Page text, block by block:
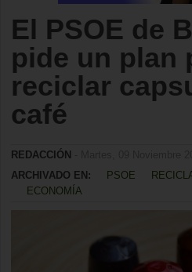
El PSOE de
pide un plan
reciclar
café
REDACCIÓN
ARCHIVADO EN:
PSOE
ECONOMÍA